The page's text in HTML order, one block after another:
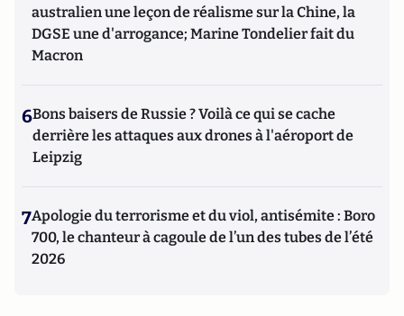
australien une leçon de réalisme sur la Chine, la
DGSE une d'arrogance; Marine Tondelier fait du
Macron
6Bons baisers de Russie ? Voilà ce qui se cache
derrière les attaques aux drones à l'aéroport de
Leipzig
7Apologie du terrorisme et du viol, antisémite : Boro
700, le chanteur à cagoule de l’un des tubes de l’été
2026